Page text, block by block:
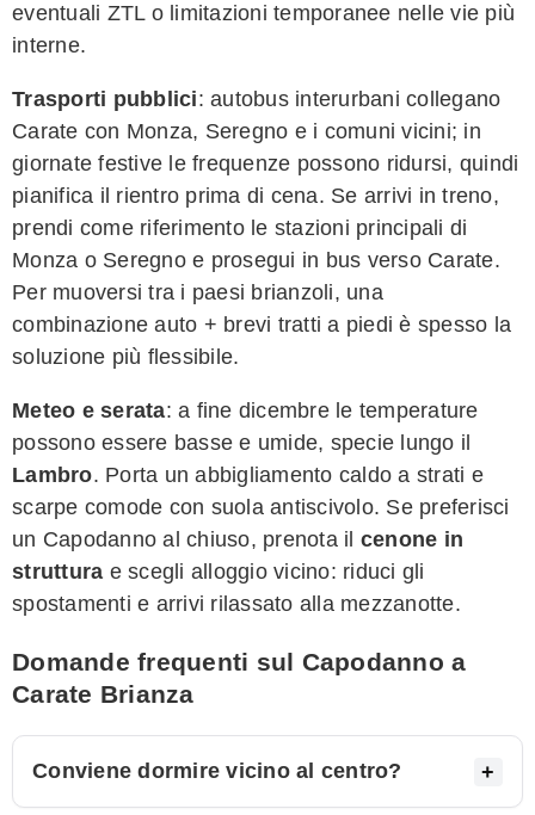
eventuali ZTL o limitazioni temporanee nelle vie più
interne.
Trasporti pubblici: autobus interurbani collegano
Carate con Monza, Seregno e i comuni vicini; in
giornate festive le frequenze possono ridursi, quindi
pianifica il rientro prima di cena. Se arrivi in treno,
prendi come riferimento le stazioni principali di
Monza o Seregno e prosegui in bus verso Carate.
Per muoversi tra i paesi brianzoli, una
combinazione auto + brevi tratti a piedi è spesso la
soluzione più flessibile.
Meteo e serata: a fine dicembre le temperature
possono essere basse e umide, specie lungo il
Lambro. Porta un abbigliamento caldo a strati e
scarpe comode con suola antiscivolo. Se preferisci
un Capodanno al chiuso, prenota il cenone in
struttura e scegli alloggio vicino: riduci gli
spostamenti e arrivi rilassato alla mezzanotte.
Domande frequenti sul Capodanno a
Carate Brianza
Conviene dormire vicino al centro?